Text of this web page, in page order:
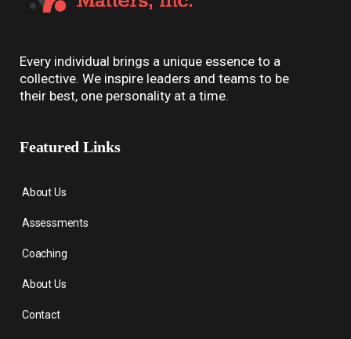
Every individual brings a unique essence to a
collective. We inspire leaders and teams to be
their best, one personality at a time.
Featured Links
About Us
Assessments
Coaching
About Us
Contact